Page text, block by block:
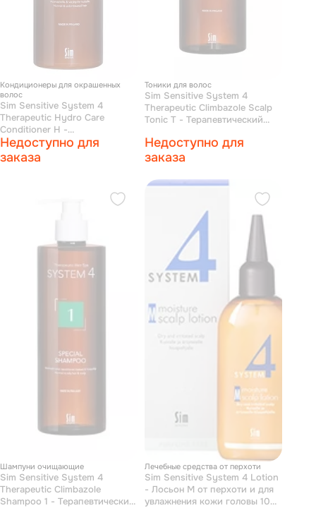
Кондиционеры для окрашенных
волос
Sim Sensitive System 4
Therapeutic Hydro Care
Conditioner H -
Терапевтический бальзам «Н»
для нормальных, сухих и
поврежденных окрашиванием
Недоступно для
заказа
Тоники для волос
Sim Sensitive System 4
Therapeutic Climbazole Scalp
Tonic T - Терапевтический
волос 500 мл
Недоступно для
заказа
Шампуни очищающие
Sim Sensitive System 4
Therapeutic Climbazole
Shampoo 1 - Терапевтический
Лечебные средства от перхоти
Sim Sensitive System 4 Lotion
- Лосьон М от перхоти и для
увлажнения кожи головы 100